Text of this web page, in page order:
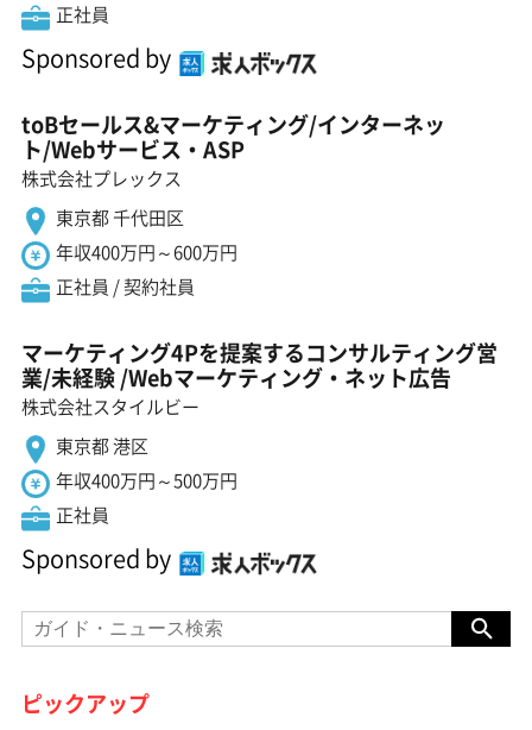
正社員
Sponsored by
toBセールス&マーケティング/インターネッ
ト/Webサービス・ASP
株式会社プレックス
東京都 千代田区
年収400万円～600万円
正社員 / 契約社員
マーケティング4Pを提案するコンサルティング営
業/未経験 ️/Webマーケティング・ネット広告
株式会社スタイルビー
東京都 港区
年収400万円～500万円
正社員
Sponsored by
ピックアップ